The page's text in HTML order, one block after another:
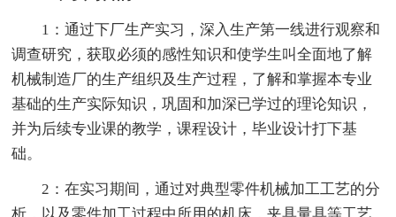
1：通过下厂生产实习，深入生产第一线进行观察和
调查研究，获取必须的感性知识和使学生叫全面地了解
机械制造厂的生产组织及生产过程，了解和掌握本专业
基础的生产实际知识，巩固和加深已学过的理论知识，
并为后续专业课的教学，课程设计，毕业设计打下基
础。
2：在实习期间，通过对典型零件机械加工工艺的分
析，以及零件加工过程中所用的机床，夹具量具等工艺